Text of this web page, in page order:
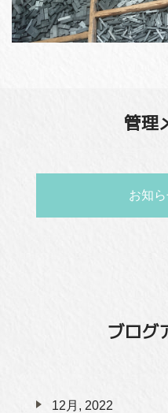
管理
お知ら
ブログ
12月, 2022